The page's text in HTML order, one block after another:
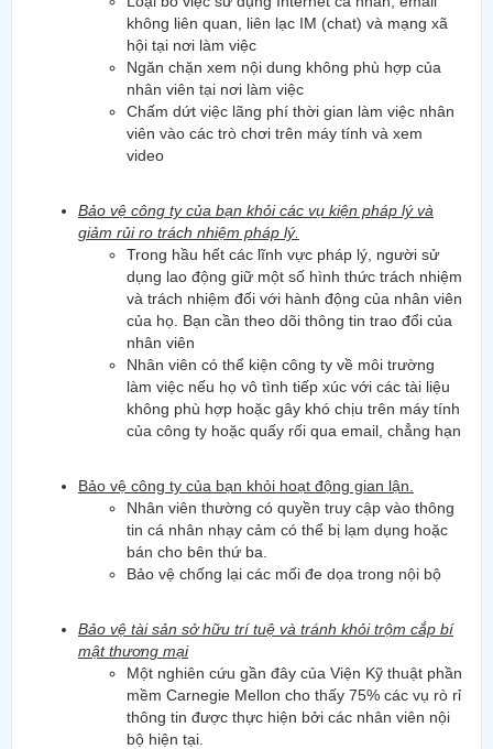
không liên quan, liên lạc IM (chat) và mạng xã
hội tại nơi làm việc
Ngăn chặn xem nội dung không phù hợp của
nhân viên tại nơi làm việc
Chấm dứt việc lãng phí thời gian làm việc nhân
viên vào các trò chơi trên máy tính và xem
video
Bảo vệ công ty của bạn khỏi các vụ kiện pháp lý và
giảm rủi ro trách nhiệm pháp lý.
Trong hầu hết các lĩnh vực pháp lý, người sử
dụng lao động giữ một số hình thức trách nhiệm
và trách nhiệm đối với hành động của nhân viên
của họ. Bạn cần theo dõi thông tin trao đổi của
nhân viên
Nhân viên có thể kiện công ty về môi trường
làm việc nếu họ vô tình tiếp xúc với các tài liệu
không phù hợp hoặc gây khó chịu trên máy tính
của công ty hoặc quấy rối qua email, chẳng hạn
Bảo vệ công ty của bạn khỏi hoạt động gian lận.
Nhân viên thường có quyền truy cập vào thông
tin cá nhân nhạy cảm có thể bị lạm dụng hoặc
bán cho bên thứ ba.
Bảo vệ chống lại các mối đe dọa trong nội bộ
Bảo vệ tài sản sở hữu trí tuệ và tránh khỏi trộm cắp bí
mật thương mại
Một nghiên cứu gần đây của Viện Kỹ thuật phần
mềm Carnegie Mellon cho thấy 75% các vụ rò rỉ
thông tin được thực hiện bởi các nhân viên nội
bộ hiện tại.